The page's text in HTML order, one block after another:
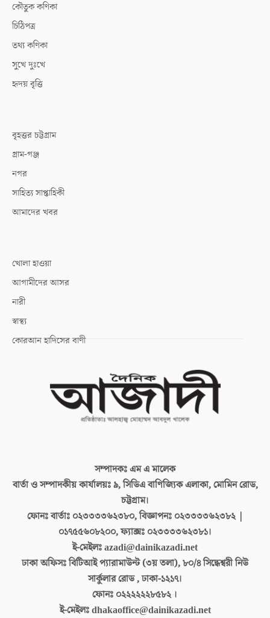
কৌতুক কণিকা
চিঠিপত্র
তথ্য কণিকা
সুখে দুঃখে
হৃদয় বৃত্তি
বৃহত্তর চট্টগ্রাম
গ্রাম-গঞ্জ
নগর
সাহিত্য সাপ্তাহিকী
আমাদের খবর
খোলা হাওয়া
আগামীদের আসর
নারী
স্বাস্থ্য
কোরআন হাদিসের বাণী
সম্পাদকঃএম এ মালেক
বার্তা ও সম্পাদকীয় কার্যালয়ঃ৯, সিডিএ বাণিজ্যিক এলাকা, মোমিন রোড,
চট্টগ্রাম।
ফোনঃ বার্তাঃ ০২৩৩৩৩৬২৩৮০, বিজ্ঞাপনঃ ০২৩৩৩৩৬২৩৮২ |
০১৭৫৫৬০৮২০০, ফ্যাক্সঃ ০২৩৩৩৩৬২৩৮১।
ই-মেইলঃazadi@dainikazadi.net
ঢাকা অফিসঃবিটিআই প্যারামাউন্ট (৩য় তলা), ৮০/৪ সিদ্ধেশ্বরী নিউ
সার্কুলার রোড , ঢাকা-১২১৭।
ফোনঃ ০২২২২২২৮৫৮২ ।
ই-মেইলঃdhakaoffice@dainikazadi.net